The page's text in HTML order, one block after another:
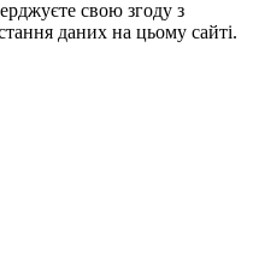
свою згоду з
даних на цьому сайті.